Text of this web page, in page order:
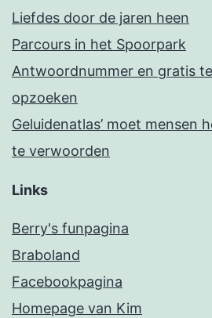
Liefdes door de jaren heen
Parcours in het Spoorpark
Antwoordnummer en gratis
opzoeken
Geluidenatlas’ moet mensen
te verwoorden
Links
Berry's funpagina
Braboland
Facebookpagina
Homepage van Kim